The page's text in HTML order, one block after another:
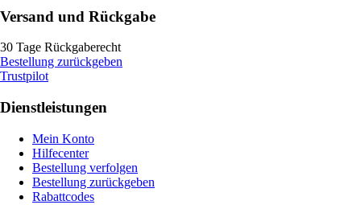
Versand und Rückgabe
30 Tage Rückgaberecht
Bestellung zurückgeben
Trustpilot
Dienstleistungen
Mein Konto
Hilfecenter
Bestellung verfolgen
Bestellung zurückgeben
Rabattcodes